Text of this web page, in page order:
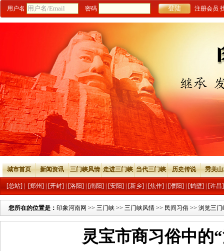
用户名 密码 注册会员
城市首页 新闻资讯 三门峡风情 走进三门峡 当代三门峡 历史传说 秀美
[总站] [郑州] [开封] [洛阳] [南阳] [安阳] [新乡] [焦作] [濮阳] [鹤壁] [许昌]
您所在的位置是： 印象河南网 >> 三门峡 >> 三门峡风情 >> 民间习俗 >> 浏览三门
灵宝市商习俗中的